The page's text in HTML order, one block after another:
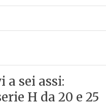
sei assi:
H da 20 e 25